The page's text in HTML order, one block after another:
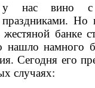
нас вино с
праздниками. Но
банке
нашло намного
Сегодня его
случаях: